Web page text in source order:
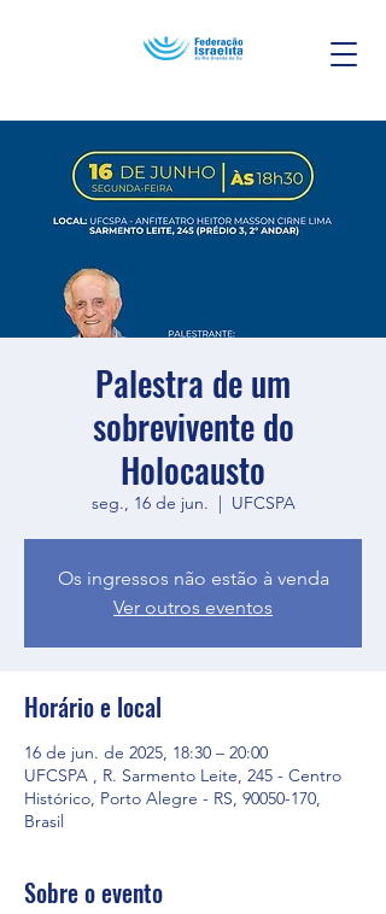
Palestra de um
sobrevivente do
Holocausto
seg., 16 de jun.
  |
UFCSPA
Os ingressos não estão à venda
Ver outros eventos
Horário e local
16 de jun. de 2025, 18:30 – 20:00
UFCSPA , R. Sarmento Leite, 245 - Centro
Histórico, Porto Alegre - RS, 90050-170,
Brasil
Sobre o evento